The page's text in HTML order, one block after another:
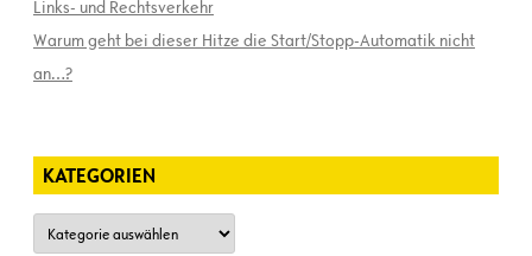
Links- und Rechtsverkehr
Warum geht bei dieser Hitze die Start/Stopp-Automatik nicht
an…?
KATEGORIEN
Kategorien